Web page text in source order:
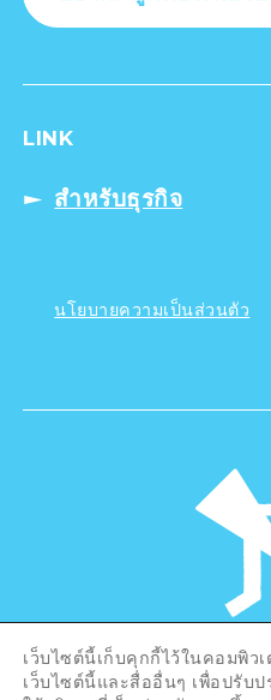
LINK
สำหรับธุรกิจ
นโยบายความเป็นส่วนตัว
©Hiroshima
Hiroshima
เว็บไซต์นี้เก็บคุกกี้ไว้ในคอมพิ
เว็บไซต์นี้และสื่ออื่นๆ เพื่อปรับ